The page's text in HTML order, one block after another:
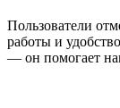
Пользователи
работы и
— он помогает